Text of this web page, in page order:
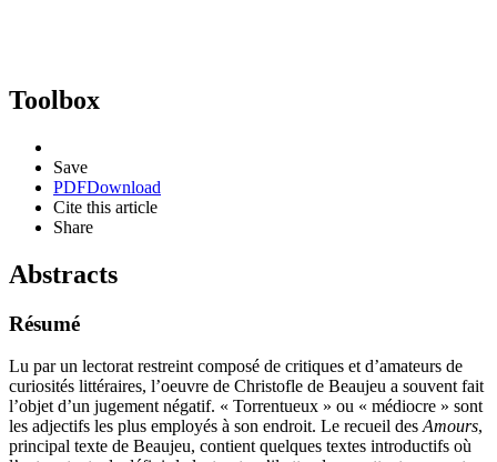
Toolbox
Save
PDFDownload
Cite this article
Share
Abstracts
Résumé
Lu par un lectorat restreint composé de critiques et d’amateurs de
curiosités littéraires, l’oeuvre de Christofle de Beaujeu a souvent fait
l’objet d’un jugement négatif. « Torrentueux » ou « médiocre » sont
les adjectifs les plus employés à son endroit. Le recueil des Amours,
principal texte de Beaujeu, contient quelques textes introductifs où